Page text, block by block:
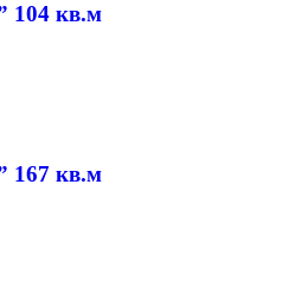
104 кв.м
167 кв.м